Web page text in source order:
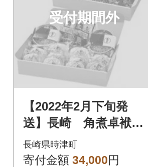
受付期間外
【2022年2月下旬発
送】長崎 角煮卓袱
(しっぽく)詰合せ
長崎県時津町
寄付金額 34,000円